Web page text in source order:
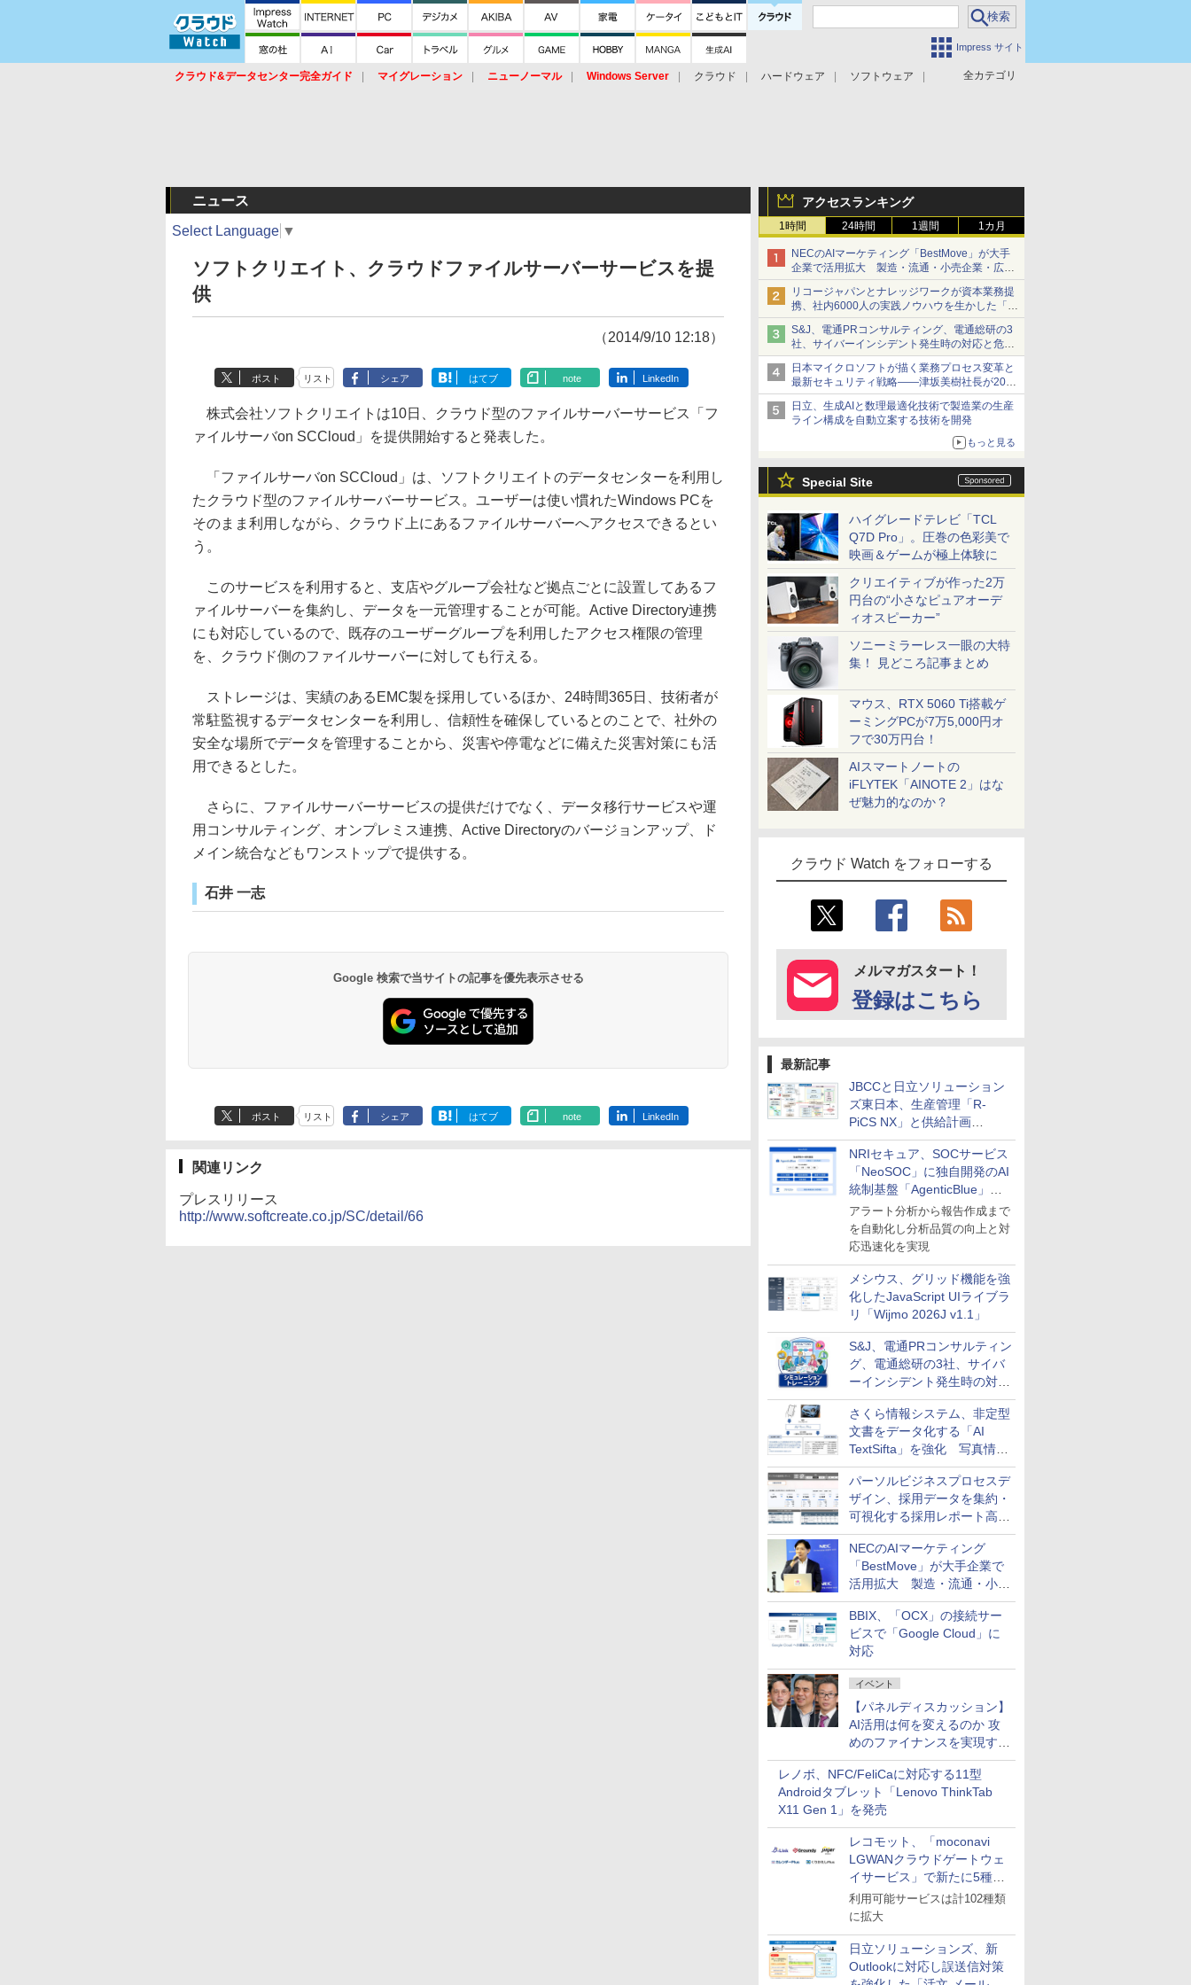
Impress サイト
全カテゴリ
クラウド&データセンター完全ガイド マイグレーション ニューノーマル Windows Server クラウド ハードウェア
ソフトウェア
アクセスランキング
1時間 24時間 1週間 1カ月
NECのAIマーケティング「BestMove」が大手
企業で活用拡大 製造・流通・小売企業・広告
代理店などが実装フェーズへ
リコージャパンとナレッジワークが資本業務提
携、社内6000人の実践ノウハウを生かした「AI
商談記録 for RICOH」を展開へ
S&J、電通PRコンサルティング、電通総研の3
社、サイバーインシデント発生時の対応と危機
管理広報を一体的に訓練するプログラムを提供
日本マイクロソフトが描く業務プロセス変革と
最新セキュリティ戦略――津坂美樹社長が2027
年度戦略を説明
日立、生成AIと数理最適化技術で製造業の生産
ライン構成を自動立案する技術を開発
もっと見る
Special Site
ハイグレードテレビ「TCL
Q7D Pro」。圧巻の色彩美で
映画＆ゲームが極上体験に
クリエイティブが作った2万
円台の“小さなピュアオーデ
ィオスピーカー”
ソニーミラーレス一眼の大特
集！ 見どころ記事まとめ
マウス、RTX 5060 Ti搭載ゲ
ーミングPCが7万5,000円オ
フで30万円台！
AIスマートノートの
iFLYTEK「AINOTE 2」はな
ぜ魅力的なのか？
クラウド Watch をフォローする
メルマガスタート！
登録はこちら
最新記事
JBCCと日立ソリューション
ズ東日本、生産管理「R-
PiCS NX」と供給計画
「scSQUARE ISP」の連携サ
ービスを提供開始
NRIセキュア、SOCサービス
「NeoSOC」に独自開発のAI
統制基盤「AgenticBlue」を
導入
アラート分析から報告作成まで
を自動化し分析品質の向上と対
応迅速化を実現
メシウス、グリッド機能を強
化したJavaScript UIライブラ
リ「Wijmo 2026J v1.1」
S&J、電通PRコンサルティン
グ、電通総研の3社、サイバ
ーインシデント発生時の対応
と危機管理広報を一体的に訓
練するプログラムを提供
さくら情報システム、非定型
文書をデータ化する「AI
TextSifta」を強化 写真情報
のデータ化などに対応
パーソルビジネスプロセスデ
ザイン、採用データを集約・
可視化する採用レポート高速
化サービスを提供
NECのAIマーケティング
「BestMove」が大手企業で
活用拡大 製造・流通・小売
企業・広告代理店などが実装
フェーズへ
BBIX、「OCX」の接続サー
ビスで「Google Cloud」に
対応
イベント
【パネルディスカッション】
AI活用は何を変えるのか 攻
めのファイナンスを実現する
業務設計とマインドセット変
革
レノボ、NFC/FeliCaに対応する11型
Androidタブレット「Lenovo ThinkTab
X11 Gen 1」を発売
レコモット、「moconavi
LGWANクラウドゲートウェ
イサービス」で新たに5種類
のサービスと連携開始
利用可能サービスは計102種類
に拡大
日立ソリューションズ、新
Outlookに対応し誤送信対策
ニュース
Select Language ▼
ソフトクリエイト、クラウドファイルサーバーサービスを提
供
（2014/9/10 12:18）
ポスト リスト シェア はてブ note LinkedIn
株式会社ソフトクリエイトは10日、クラウド型のファイルサーバーサービス「フ
ァイルサーバon SCCloud」を提供開始すると発表した。
「ファイルサーバon SCCloud」は、ソフトクリエイトのデータセンターを利用し
たクラウド型のファイルサーバーサービス。ユーザーは使い慣れたWindows PCを
そのまま利用しながら、クラウド上にあるファイルサーバーへアクセスできるとい
う。
このサービスを利用すると、支店やグループ会社など拠点ごとに設置してあるフ
ァイルサーバーを集約し、データを一元管理することが可能。Active Directory連携
にも対応しているので、既存のユーザーグループを利用したアクセス権限の管理
を、クラウド側のファイルサーバーに対しても行える。
ストレージは、実績のあるEMC製を採用しているほか、24時間365日、技術者が
常駐監視するデータセンターを利用し、信頼性を確保しているとのことで、社外の
安全な場所でデータを管理することから、災害や停電などに備えた災害対策にも活
用できるとした。
さらに、ファイルサーバーサービスの提供だけでなく、データ移行サービスや運
用コンサルティング、オンプレミス連携、Active Directoryのバージョンアップ、ド
メイン統合などもワンストップで提供する。
石井 一志
Google 検索で当サイトの記事を優先表示させる
ポスト リスト シェア はてブ note LinkedIn
関連リンク
プレスリリース
http://www.softcreate.co.jp/SC/detail/66